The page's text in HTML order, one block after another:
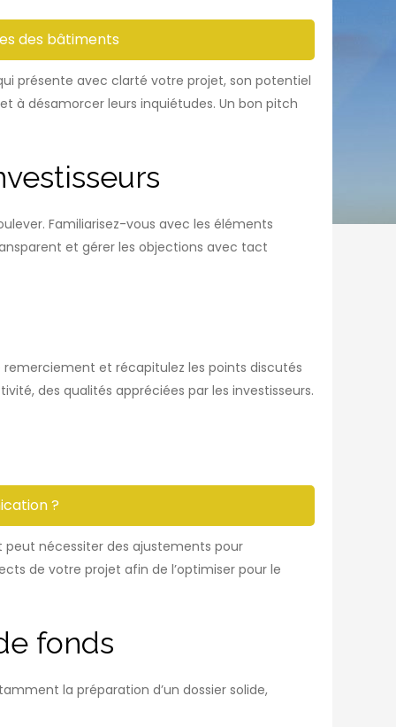
des bâtiments
présente avec clarté votre projet, son potentiel
à désamorcer leurs inquiétudes. Un bon pitch
Familiarisez-vous avec les éléments
et gérer les objections avec tact
remerciement et récapitulez les points discutés
des qualités appréciées par les investisseurs.
?
peut nécessiter des ajustements pour
de votre projet afin de l’optimiser pour le
fonds
la préparation d’un dossier solide,